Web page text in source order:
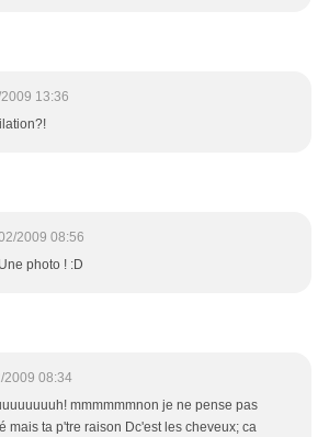
13:36
2009 08:56
photo ! :D
2009 08:34
mmmmmmnon je ne pense pas
mais ta p'tre raison Dc'est les cheveux; ca